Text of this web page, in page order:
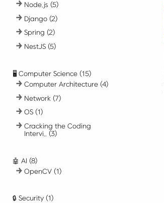
Node.js(5)
Django(2)
Spring(2)
NestJS(5)
🖥️ Computer Science (15)
Computer Architecture(4)
Network(7)
OS(1)
Cracking the Coding
Intervi..(3)
🤖 AI (8)
OpenCV(1)
🔒 Security (1)